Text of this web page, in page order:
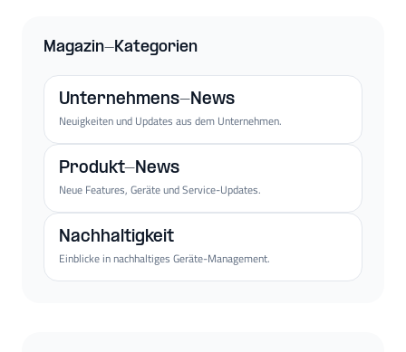
Magazin-Kategorien
Unternehmens-News
Neuigkeiten und Updates aus dem Unternehmen.
Produkt-News
Neue Features, Geräte und Service-Updates.
Nachhaltigkeit
Einblicke in nachhaltiges Geräte-Management.